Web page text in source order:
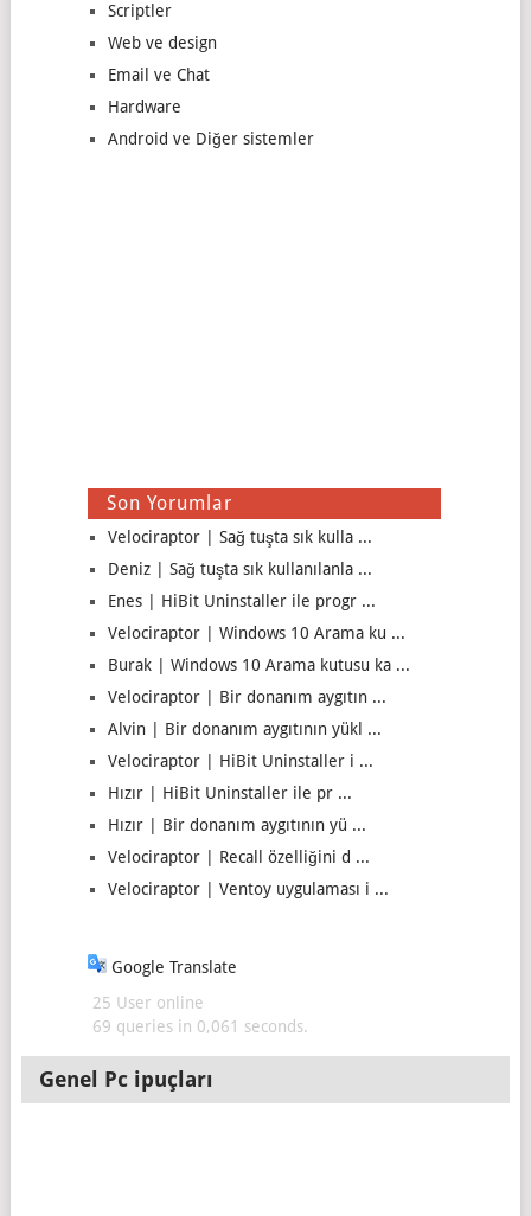
Scriptler
Web ve design
Email ve Chat
Hardware
Android ve Diğer sistemler
Son Yorumlar
Velociraptor | Sağ tuşta sık kulla ...
Deniz | Sağ tuşta sık kullanılanla ...
Enes | HiBit Uninstaller ile progr ...
Velociraptor | Windows 10 Arama ku ...
Burak | Windows 10 Arama kutusu ka ...
Velociraptor | Bir donanım aygıtın ...
Alvin | Bir donanım aygıtının yükl ...
Velociraptor | HiBit Uninstaller i ...
Hızır | HiBit Uninstaller ile pr ...
Hızır | Bir donanım aygıtının yü ...
Velociraptor | Recall özelliğini d ...
Velociraptor | Ventoy uygulaması i ...
Google Translate
25 User online
69 queries in 0,061 seconds.
Genel Pc ipuçları